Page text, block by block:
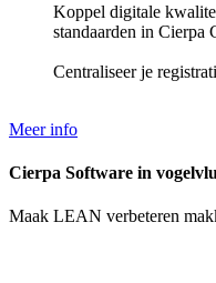
Koppel digitale
standaarden in Cierpa
Centraliseer je
Meer info
Cierpa Software in
Maak LEAN verbeteren